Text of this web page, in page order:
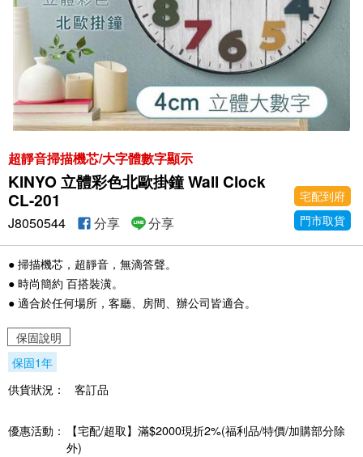
超靜音掃描機芯/大字體數字顯示
KINYO 立體彩色北歐掛鐘 Wall Clock
CL-201
宅配到府
門市取貨
J8050544 分享 分享
● 掃描機芯，超靜音，無滴答聲。
● 時尚簡約 百搭裝潢。
● 適合於任何場所，客廳、房間、辦公司皆適合。
保固說明
保固1年
供貨狀況：
客訂品
優惠活動：
【宅配/超取】滿$2000現折2%(福利品/特價/加購部分除
外)